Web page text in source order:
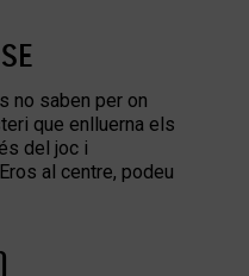
no saben per on
que enlluerna els
del joc i
al centre, podeu